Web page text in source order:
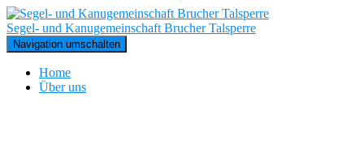
Segel- und Kanugemeinschaft Brucher Talsperre
Navigation umschalten
Home
Über uns